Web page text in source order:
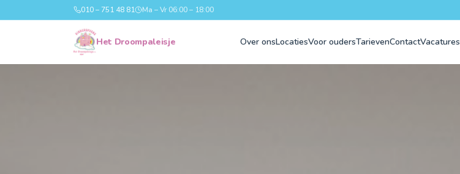
010 – 751 48 81 Ma – Vr 06:00 – 18:00
Het Droompaleisje Over onsLocatiesVoor oudersTarievenContactVacatures